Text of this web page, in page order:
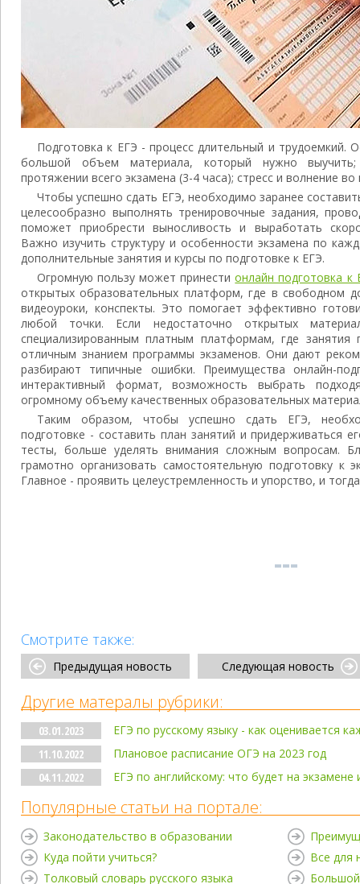
Подготовка к ЕГЭ - процесс длительный и трудоемкий.
большой объем материала, который нужно выучить;
протяжении всего экзамена (3-4 часа); стресс и волнение
Чтобы успешно сдать ЕГЭ, необходимо заранее
целесообразно выполнять тренировочные задания,
поможет приобрести выносливость и выработать
Важно изучить структуру и особенности экзамена по
дополнительные занятия и курсы по подготовке к ЕГЭ.
Огромную пользу может принестионлайн подготовка к
открытых образовательных платформ, где в свободном
видеоуроки, конспекты. Это помогает эффективно
любой точки. Если недостаточно открытых
специализированным платным платформам, где
отличным знанием программы экзаменов. Они дают
разбирают типичные ошибки. Преимущества онлайн-
интерактивный формат, возможность выбрать
огромному объему качественных образовательных
Таким образом, чтобы успешно сдать ЕГЭ,
подготовке - составить план занятий и придерживаться
тесты, больше уделять внимания сложным вопросам.
грамотно организовать самостоятельную подготовку
Главное - проявить целеустремленность и упорство, и
Смотрите также:
Предыдущая новость Следующая новость
Другие матералы рубрики:
03.01.2023
ЕГЭ по русскому языку - как оценивается
11.10.2022
Плановое расписание ОГЭ на 2023 год
04.11.2022
ЕГЭ по английскому: что будет на экзамене
Популярные статьи на портале:
Законодательство в образовании
Куда пойти учиться?
Толковый словарь русского языка
Все для
Большой